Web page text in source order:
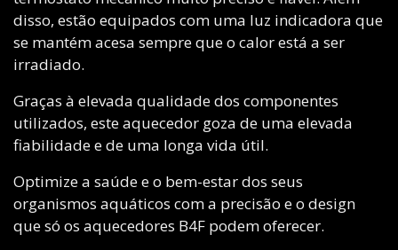
disso, estão equipados com uma luz indicadora que
se mantém acesa sempre que o calor está a ser
irradiado.
Graças à elevada qualidade dos componentes
utilizados, este aquecedor goza de uma elevada
fiabilidade e de uma longa vida útil.
Optimize a saúde e o bem-estar dos seus
organismos aquáticos com a precisão e o design
que só os aquecedores B4F podem oferecer.